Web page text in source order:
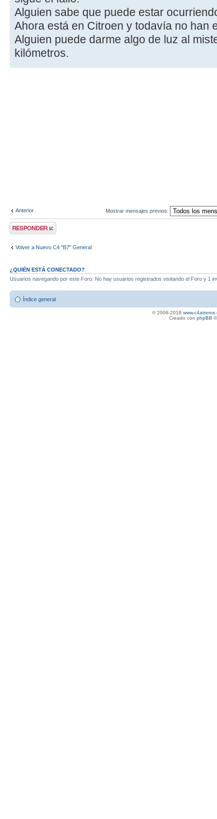
Alguien sabe que puede estar
Ahora está en Citroen y todavía no han
Alguien puede darme algo de luz al
kilómetros.
Anterior Mostrar mensajes previos:
Publicar una
respuesta
Volver a Nuevo C4 "B7" General
¿QUIÉN ESTÁ CONECTADO?
Usuarios navegando por este Foro: No hay usuarios registrados visitando el Foro y 1
Índice general
© 2006-2018
Creado con phpBB